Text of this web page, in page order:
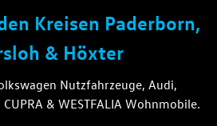
Kreisen Paderborn,
& Höxter
Nutzfahrzeuge, Audi,
CUPRA & WESTFALIA Wohnmobile.